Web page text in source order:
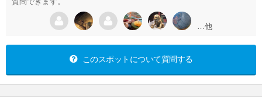
…他
このスポットについて質問する